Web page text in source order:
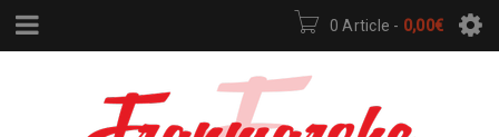
0 Article - 0,00€